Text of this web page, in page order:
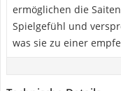
ermöglichen die
Spielgefühl und
was sie zu einer